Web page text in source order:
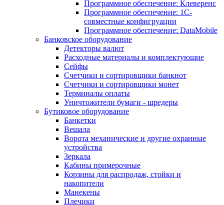
Программное обеспечение: Клеверенс
Программное обеспечение: 1С-
совместные конфигруации
Программное обеспечение: DataMobile
Банковское оборудование
Детекторы валют
Расходные материалы и комплектующие
Сейфы
Счетчики и сортировщики банкнот
Счетчики и сортировщики монет
Терминалы оплаты
Уничтожители бумаги - шредеры
Бутиковое оборудование
Банкетки
Вешала
Ворота механические и другие охранные
устройства
Зеркала
Кабины примерочные
Корзины для распродаж, стойки и
накопители
Манекены
Плечики